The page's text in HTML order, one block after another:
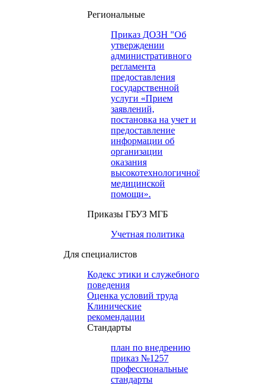
Региональные
Приказ ДОЗН "Об
утверждении
административного
регламента
предоставления
государственной
услуги «Прием
заявлений,
постановка на учет и
предоставление
информации об
организации
оказания
высокотехнологичной
медицинской
помощи».
Приказы ГБУЗ МГБ
Учетная политика
Для специалистов
Кодекс этики и служебного
поведения
Оценка условий труда
Клинические
рекомендации
Cтандарты
план по внедрению
приказ №1257
профессиональные
стандарты